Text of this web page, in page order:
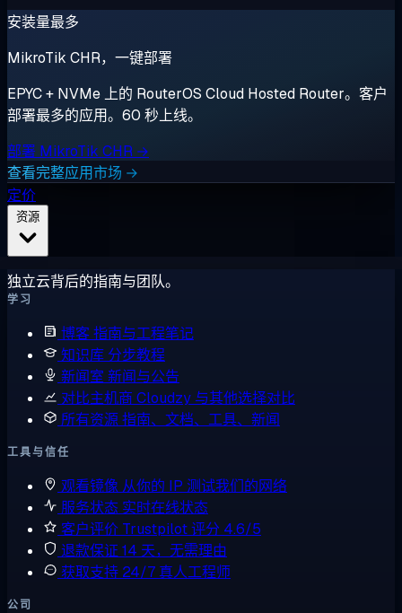
安装量最多
MikroTik CHR，一键部署
EPYC + NVMe 上的 RouterOS Cloud Hosted Router。客户
部署最多的应用。60 秒上线。
部署 MikroTik CHR →
查看完整应用市场 →
定价
独立云背后的指南与团队。
学习
博客指南与工程笔记
知识库 分步教程
新闻室 新闻与公告
对比主机商 Cloudzy 与其他选择对比
所有资源指南、文档、工具、新闻
工具与信任
观看镜像 从你的 IP 测试我们的网络
服务状态 实时在线状态
客户评价 Trustpilot 评分 4.6/5
退款保证 14 天，无需理由
获取支持 24/7 真人工程师
公司